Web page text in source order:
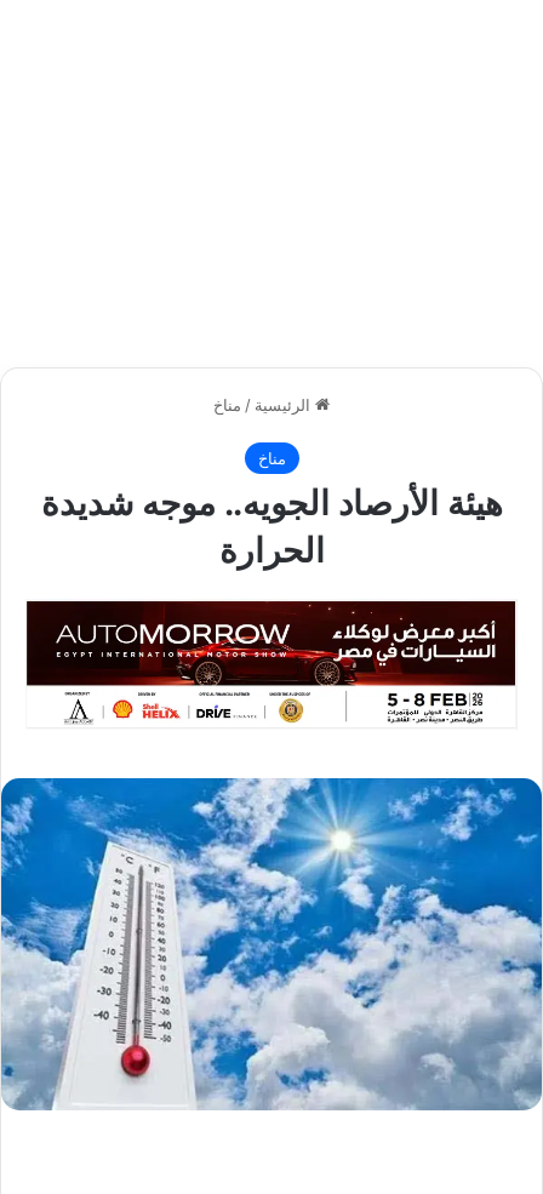
الرئيسية / مناخ
مناخ
هيئة الأرصاد الجويه.. موجه شديدة
الحرارة